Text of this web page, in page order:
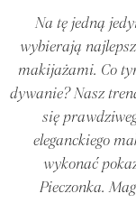
Na tę jedną
wybierają
makijażami. Co
dywanie? Nasz
się
eleganckiego
wykonać
Pieczonka.